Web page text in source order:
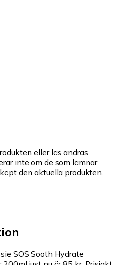
eller läs andras
inte om de som lämnar
den aktuella produkten.
SOS Sooth Hydrate